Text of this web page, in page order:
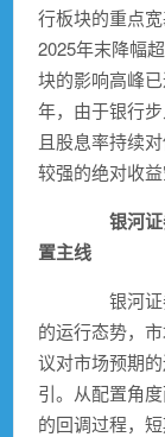
行板块的重点
2025年末降幅超
块的影响高峰
年，由于银行
且股息率持续
较强的绝对收益
银河
置主线
银河证
的运行态势，
议对市场预期
引。从配置角
的回调过程，